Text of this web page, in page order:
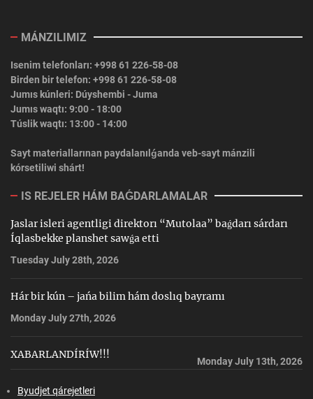
MÁNZILIMIZ
Isenim telefonları: +998 61 226-58-08
Birden bir telefon: +998 61 226-58-08
Jumıs kúnleri: Dúyshembi - Juma
Jumıs waqtı: 9:00 - 18:00
Túslik waqtı: 13:00 - 14:00
Sayt materiallarınan paydalanılǵanda veb-sayt mánzili
kórsetiliwi shárt!
IS REJELER HÁM BAǴDARLAMALAR
Jaslar isleri agentligi direktorı “Mutolaa” baǵdarı sárdarı
Íqlasbekke planshet sawǵa etti
Tuesday July 28th, 2026
Hár bir kún – jańa bilim hám doslıq bayramı
Monday July 27th, 2026
XABARLANDÍRÍW!!!
Monday July 13th, 2026
Byudjet qárejetleri